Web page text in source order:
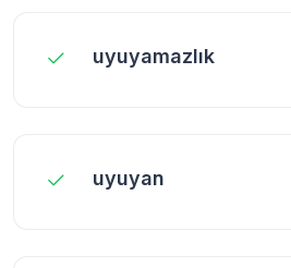
uyuyamazlık
uyuyan